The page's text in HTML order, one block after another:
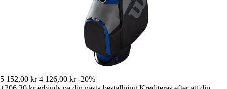
5 152,00 kr 4 126,00 kr -20%